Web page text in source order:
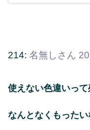
214: 名無しさん
使えない色違いって
なんとなくもった